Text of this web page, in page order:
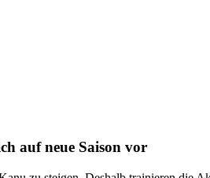
auf neue Saison vor